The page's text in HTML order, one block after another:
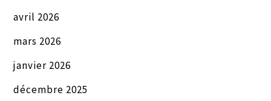
avril 2026
mars 2026
janvier 2026
décembre 2025